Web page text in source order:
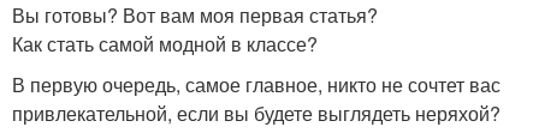
Вы готовы? Вот вам моя первая статья?
Как стать самой модной в классе?
В первую очередь, самое главное, никто не сочтет вас
привлекательной, если вы будете выглядеть неряхой?